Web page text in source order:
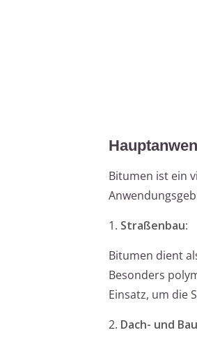
Bitumen ist ein
1. Straßenbau:
Bitumen dient
Besonders
Einsatz, um die
2. Dach- und